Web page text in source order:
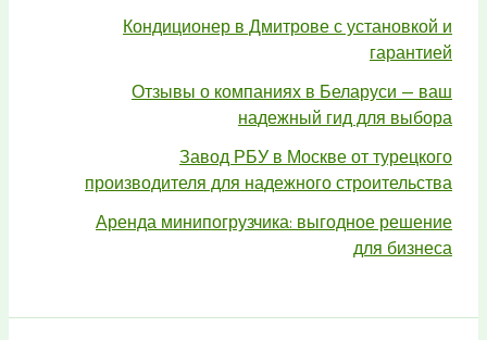
Кондиционер в Дмитрове с установкой и
гарантией
Отзывы о компаниях в Беларуси — ваш
надежный гид для выбора
Завод РБУ в Москве от турецкого
производителя для надежного строительства
Аренда минипогрузчика: выгодное решение
для бизнеса